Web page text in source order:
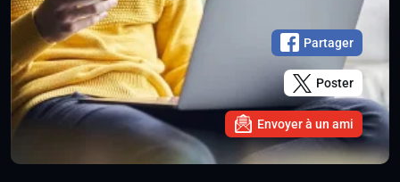
Partager
Poster
Envoyer à un ami